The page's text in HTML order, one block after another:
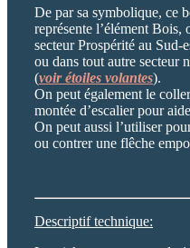
De par sa symbolique, ce
représente l’élément
secteur Prospérité au Sud-
ou dans tout autre secteur
(voir étoiles volantes).
On peut également le
montée d’escalier pour
On peut aussi l’utiliser
ou contrer une flêche
Descriptif technique: